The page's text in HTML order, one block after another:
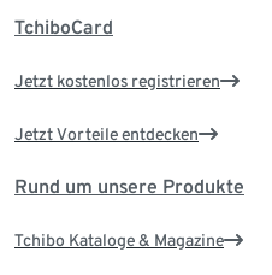
TchiboCard
Jetzt kostenlos registrieren
Jetzt Vorteile entdecken
Rund um unsere Produkte
Tchibo Kataloge & Magazine